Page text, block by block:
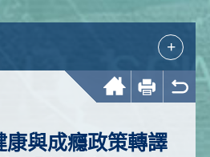
+
友善列印
康與成癮政策轉譯